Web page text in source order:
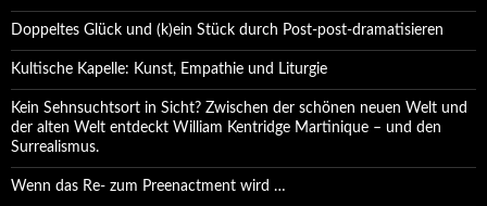
Doppeltes Glück und (k)ein Stück durch Post-post-dramatisieren
Kultische Kapelle: Kunst, Empathie und Liturgie
Kein Sehnsuchtsort in Sicht? Zwischen der schönen neuen Welt und
der alten Welt entdeckt William Kentridge Martinique – und den
Surrealismus.
Wenn das Re- zum Preenactment wird …